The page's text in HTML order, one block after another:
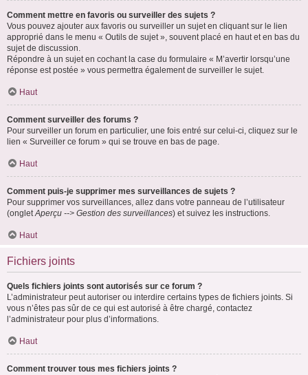
Comment mettre en favoris ou surveiller des sujets ?
Vous pouvez ajouter aux favoris ou surveiller un sujet en cliquant sur le lien
approprié dans le menu « Outils de sujet », souvent placé en haut et en bas du
sujet de discussion.
Répondre à un sujet en cochant la case du formulaire « M’avertir lorsqu’une
réponse est postée » vous permettra également de surveiller le sujet.
Haut
Comment surveiller des forums ?
Pour surveiller un forum en particulier, une fois entré sur celui-ci, cliquez sur le
lien « Surveiller ce forum » qui se trouve en bas de page.
Haut
Comment puis-je supprimer mes surveillances de sujets ?
Pour supprimer vos surveillances, allez dans votre panneau de l’utilisateur
(ongletAperçu --> Gestion des surveillances) et suivez les instructions.
Haut
Fichiers joints
Quels fichiers joints sont autorisés sur ce forum ?
L’administrateur peut autoriser ou interdire certains types de fichiers joints. Si
vous n’êtes pas sûr de ce qui est autorisé à être chargé, contactez
l’administrateur pour plus d’informations.
Haut
Comment trouver tous mes fichiers joints ?